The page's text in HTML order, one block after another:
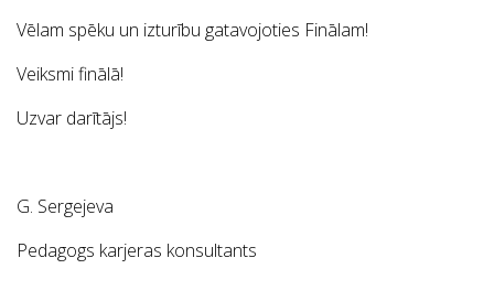
Vēlam spēku un izturību gatavojoties Finālam!
Veiksmi finālā!
Uzvar darītājs!
G. Sergejeva
Pedagogs karjeras konsultants